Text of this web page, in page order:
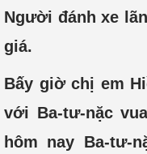
Người đánh xe
giá.
Bấy giờ chị em
với Ba-tư-nặc
hôm nay Ba-tư-